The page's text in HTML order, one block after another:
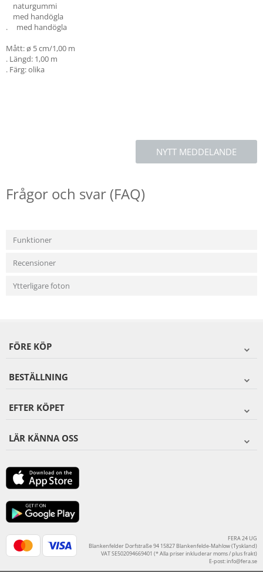
naturgummi
med handögla
. med handögla
Mått: ø 5 cm/1,00 m
. Längd: 1,00 m
. Färg: olika
NYTT MEDDELANDE
Frågor och svar (FAQ)
Funktioner
Recensioner
Ytterligare foton
FÖRE KÖP
BESTÄLLNING
EFTER KÖPET
LÄR KÄNNA OSS
FERA 24 UG
Blankenfelder Dorfstraße 94 15827 Blankenfelde-Mahlow (Tyskland)
VAT SE502094669401 (* Alla priser inkluderar moms / plus frakt)
E-post:info@fera.se